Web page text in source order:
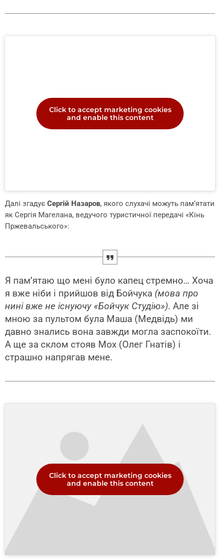
Click to accept marketing cookies
and enable this content
Далі згадує Сергій Назаров, якого слухачі можуть пам’ятати
як Сергія Магелана, ведучого туристичної передачі «Кінь
Пржевальського»:
Я пам’ятаю що мені було капец стремно… Хоча
я вже ніби і прийшов від Бойчука (мова про
нині вже не існуючу «Бойчук Студію»). Але зі
мною за пультом була Маша (Медвідь) ми
давно знались вона завжди могла заспокоїти.
А ще за склом стояв Мох (Олег Гнатів) і
страшно напрягав мене.
Click to accept marketing cookies
and enable this content